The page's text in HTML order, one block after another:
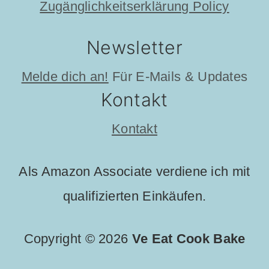
Zugänglichkeitserklärung Policy
Newsletter
Melde dich an! Für E-Mails & Updates
Kontakt
Kontakt
Als Amazon Associate verdiene ich mit
qualifizierten Einkäufen.
Copyright © 2026 Ve Eat Cook Bake